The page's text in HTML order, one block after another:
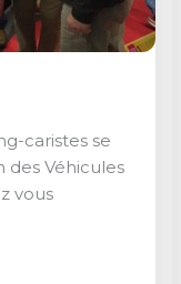
caristes se
des Véhicules
vous